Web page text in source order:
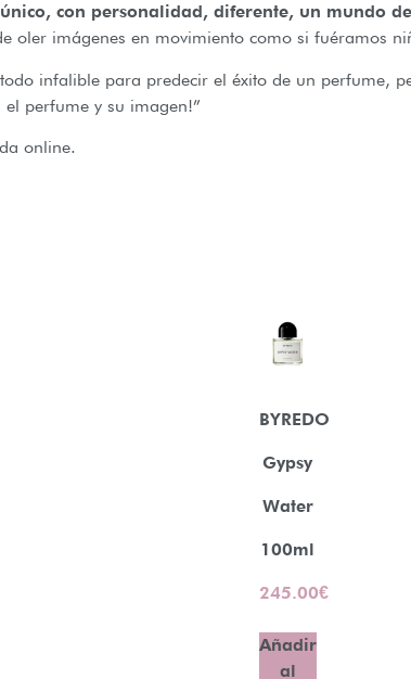
con personalidad, diferente, un mundo
oler imágenes en movimiento como si fuéramos
infalible para predecir el éxito de un perfume,
perfume y su imagen!”
online.
BYREDO
Gypsy
Water
100ml
245.00€
Añadir
al